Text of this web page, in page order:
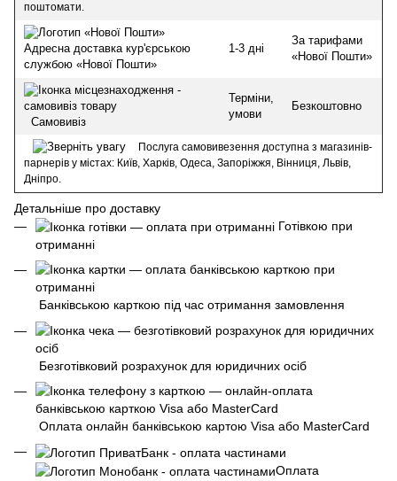
поштомати.
Адресна доставка кур'єрською
службою «Нової Пошти»
1-3 дні
За тарифами
«Нової Пошти»
Самовивіз
Терміни,
умови
Безкоштовно
Послуга самовивезення доступна з магазинів-
парнерів у містах: Київ, Харків, Одеса, Запоріжжя, Вінниця, Львів,
Дніпро.
Детальніше про доставку
Готівкою при
отриманні
Банківською карткою під час отримання замовлення
Безготівковий розрахунок для юридичних осіб
Оплата онлайн банківською картою Visa або MasterCard
Оплата